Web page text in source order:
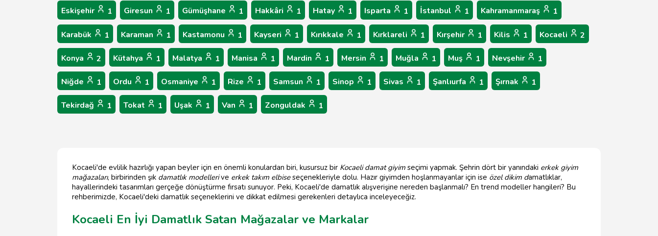
Eskişehir 1 Giresun 1 Gümüşhane 1 Hakkâri 1 Hatay 1 Isparta 1 İstanbul 1 Kahramanmaraş 1
Karabük 1 Karaman 1 Kastamonu 1 Kayseri 1 Kırıkkale 1 Kırklareli 1 Kırşehir 1 Kilis 1 Kocaeli 2
Konya 2 Kütahya 1 Malatya 1 Manisa 1 Mardin 1 Mersin 1 Muğla 1 Muş 1 Nevşehir 1
Niğde 1 Ordu 1 Osmaniye 1 Rize 1 Samsun 1 Sinop 1 Sivas 1 Şanlıurfa 1 Şırnak 1
Tekirdağ 1 Tokat 1 Uşak 1 Van 1 Zonguldak 1
Kocaeli'de evlilik hazırlığı yapan beyler için en önemli konulardan biri, kusursuz bir Kocaeli damat giyim seçimi yapmak. Şehrin dört bir yanındaki erkek giyim
mağazaları, birbirinden şık damatlık modellerive erkek takım elbiseseçenekleriyle dolu. Hazır giyimden hoşlanmayanlar için ise özel dikim damatlıklar,
hayallerindeki tasarımları gerçeğe dönüştürme fırsatı sunuyor. Peki, Kocaeli'de damatlık alışverişine nereden başlanmalı? En trend modeller hangileri? Bu
rehberimizde, Kocaeli'deki damatlık seçeneklerini ve dikkat edilmesi gerekenleri detaylıca inceleyeceğiz.
Kocaeli En İyi Damatlık Satan Mağazalar ve Markalar